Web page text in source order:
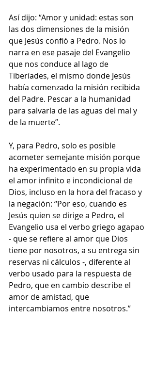
Así dijo: “Amor y unidad: estas son
las dos dimensiones de la misión
que Jesús confió a Pedro. Nos lo
narra en ese pasaje del Evangelio
que nos conduce al lago de
Tiberíades, el mismo donde Jesús
había comenzado la misión recibida
del Padre. Pescar a la humanidad
para salvarla de las aguas del mal y
de la muerte”.
Y, para Pedro, solo es posible
acometer semejante misión porque
ha experimentado en su propia vida
el amor infinito e incondicional de
Dios, incluso en la hora del fracaso y
la negación: “Por eso, cuando es
Jesús quien se dirige a Pedro, el
Evangelio usa el verbo griego agapao
- que se refiere al amor que Dios
tiene por nosotros, a su entrega sin
reservas ni cálculos -, diferente al
verbo usado para la respuesta de
Pedro, que en cambio describe el
amor de amistad, que
intercambiamos entre nosotros.”